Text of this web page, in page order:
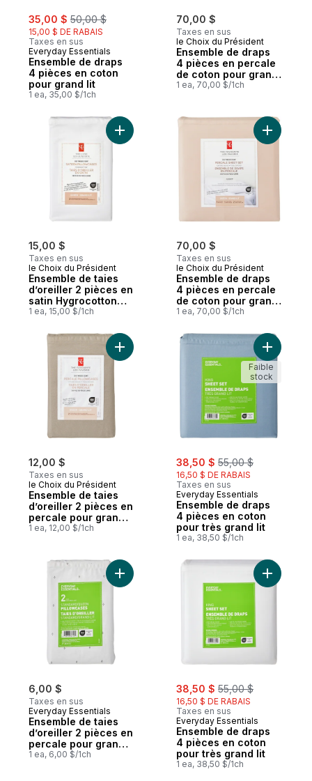
sale:
35,00 $ , formerly:
50,00 $
15,00 $ DE RABAIS
Taxes en sus
Everyday Essentials
Ensemble de draps
4 pièces en coton
pour grand lit
1 ea, 35,00 $/1ch
70,00 $
Taxes en sus
le Choix du Président
Ensemble de draps
4 pièces en percale
de coton pour grand
lit – brume
1 ea, 70,00 $/1ch
15,00 $
Taxes en sus
le Choix du Président
Ensemble de taies
d’oreiller 2 pièces en
satin HygrocottonMD
pour grand lit
1 ea, 15,00 $/1ch
Ajouter Ensemble de taies d’oreiller 2
70,00 $
Taxes en sus
le Choix du Président
Ensemble de draps
4 pièces en percale
de coton pour grand
lit – rose pâle
1 ea, 70,00 $/1ch
Ajouter
12,00 $
Taxes en sus
le Choix du Président
Ensemble de taies
d’oreiller 2 pièces en
percale pour grand
lit
1 ea, 12,00 $/1ch
Ajouter Ensemble de taies d’oreiller 2
sale:
38,50 $ , formerly:
55,00 $
16,50 $ DE RABAIS
Taxes en sus
Everyday Essentials
Ensemble de draps
4 pièces en coton
pour très grand lit
1 ea, 38,50 $/1ch
Ajouter
Faible
stock
6,00 $
Taxes en sus
Everyday Essentials
Ensemble de taies
d’oreiller 2 pièces en
percale pour grand
lit
1 ea, 6,00 $/1ch
Ajouter Ensemble de taies d’oreiller 2
sale:
38,50 $ , formerly:
55,00 $
16,50 $ DE RABAIS
Taxes en sus
Everyday Essentials
Ensemble de draps
4 pièces en coton
pour très grand lit
1 ea, 38,50 $/1ch
Ajouter